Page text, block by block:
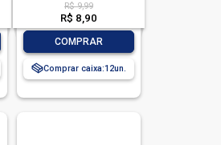
R$ 9,99
R$ 8,90
COMPRAR
Comprar caixa:12